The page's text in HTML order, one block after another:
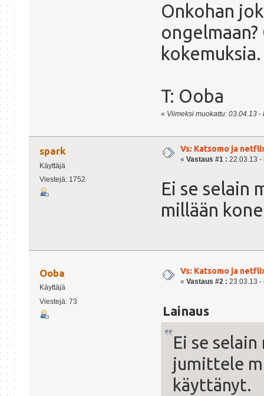
Onkohan
kokemuksia.
T: Ooba
« Viimeksi muokattu: 03.04.13
spark
Käyttäjä
Viestejä: 1752
Vs: Katsomo ja
« Vastaus #1 : 22.03.13 -
Ei se selain
millään
Ooba
Käyttäjä
Viestejä: 73
Vs: Katsomo ja
« Vastaus #2 : 23.03.13 -
Lainaus
Ei se
jumittele
käyttänyt.